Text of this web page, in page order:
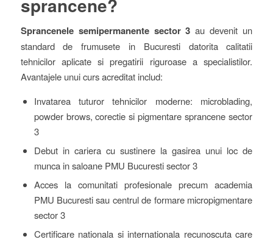
sprancene?
Sprancenele semipermanente sector 3 au devenit un
standard de frumusete in Bucuresti datorita calitatii
tehnicilor aplicate si pregatirii riguroase a specialistilor.
Avantajele unui curs acreditat includ:
Invatarea tuturor tehnicilor moderne: microblading,
powder brows, corectie si pigmentare sprancene sector
3
Debut in cariera cu sustinere la gasirea unui loc de
munca in saloane PMU Bucuresti sector 3
Acces la comunitati profesionale precum academia
PMU Bucuresti sau centrul de formare micropigmentare
sector 3
Certificare nationala si internationala recunoscuta care